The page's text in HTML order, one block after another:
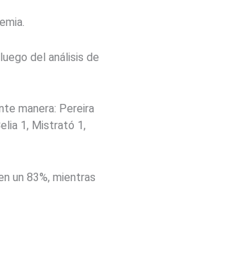
del análisis de
manera: Pereira
1, Mistrató 1,
un 83%, mientras